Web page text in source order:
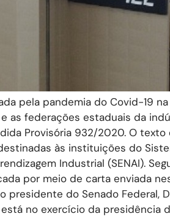
pela pandemia do Covid-19
as federações estaduais da
Provisória 932/2020. O
às instituições do
Industrial (SENAI).
por meio de carta enviada
presidente do Senado
no exercício da presidência